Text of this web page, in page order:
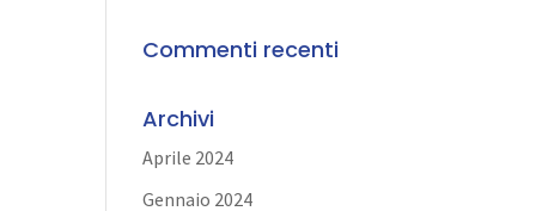
Commenti recenti
Archivi
Aprile 2024
Gennaio 2024